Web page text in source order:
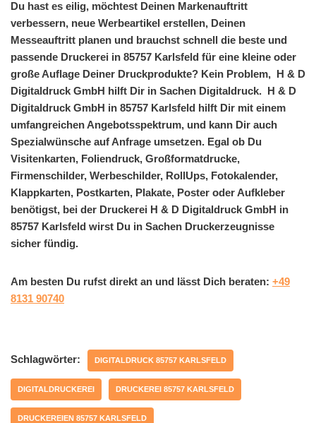
Du hast es eilig, möchtest Deinen Markenauftritt
verbessern, neue Werbeartikel erstellen, Deinen
Messeauftritt planen und brauchst schnell die beste und
passende Druckerei in 85757 Karlsfeld für eine kleine oder
große Auflage Deiner Druckprodukte? Kein Problem, H & D
Digitaldruck GmbH hilft Dir in Sachen Digitaldruck. H & D
Digitaldruck GmbH in 85757 Karlsfeld hilft Dir mit einem
umfangreichen Angebotsspektrum, und kann Dir auch
Spezialwünsche auf Anfrage umsetzen. Egal ob Du
Visitenkarten, Foliendruck, Großformatdrucke,
Firmenschilder, Werbeschilder, RollUps, Fotokalender,
Klappkarten, Postkarten, Plakate, Poster oder Aufkleber
benötigst, bei der Druckerei H & D Digitaldruck GmbH in
85757 Karlsfeld wirst Du in Sachen Druckerzeugnisse
sicher fündig.
Am besten Du rufst direkt an und lässt Dich beraten: +49
8131 90740
Schlagwörter: DIGITALDRUCK 85757 KARLSFELD
DIGITALDRUCKEREI DRUCKEREI 85757 KARLSFELD
DRUCKEREIEN 85757 KARLSFELD